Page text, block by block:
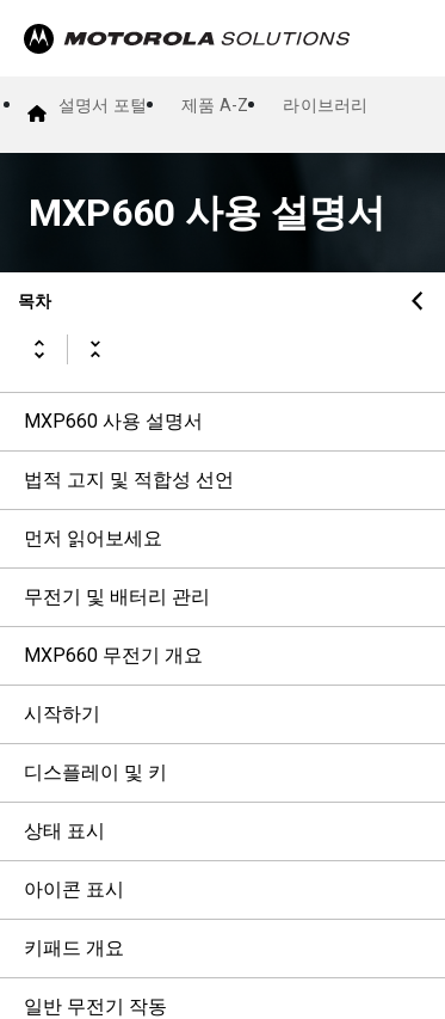
설명서 포털 제품 A-Z 라이브러리
MXP660 사용 설명서
목차
MXP660 사용 설명서
법적 고지 및 적합성 선언
먼저 읽어보세요
무전기 및 배터리 관리
MXP660 무전기 개요
시작하기
디스플레이 및 키
상태 표시
아이콘 표시
키패드 개요
일반 무전기 작동